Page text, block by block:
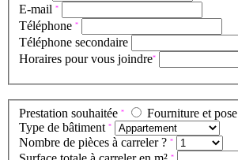
E-mail *
Téléphone *
Téléphone secondaire
Horaires pour vous joindre*
Prestation souhaitée * Fourniture et pose
Type de bâtiment *
Nombre de pièces à carreler ? *
*